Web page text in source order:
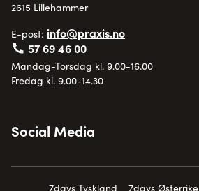
2615 Lillehammer
E-post: info@praxis.no
57 69 46 00
Mandag-Torsdag kl. 9.00-16.00
Fredag kl. 9.00-14.30
Social Media
7days Tyskland 7days Østerrike